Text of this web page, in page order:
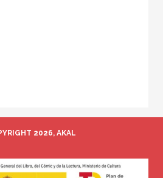
2026, AKAL